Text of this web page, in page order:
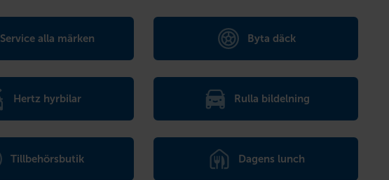
Service alla märken Byta däck
Hertz hyrbilar Rulla bildelning
Tillbehörsbutik Dagens lunch